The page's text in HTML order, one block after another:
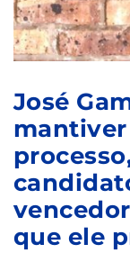
José
que ele